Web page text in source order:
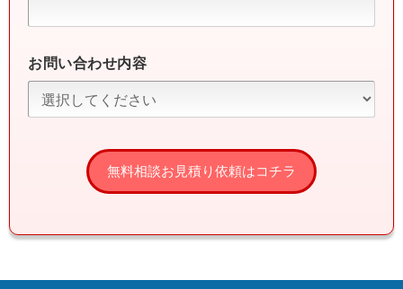
お問い合わせ内容